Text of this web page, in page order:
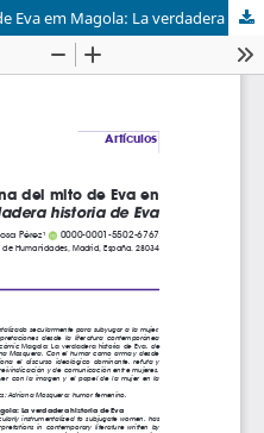
A subversão feminina do mito de Eva em Magola: La verdadera historia de Eva